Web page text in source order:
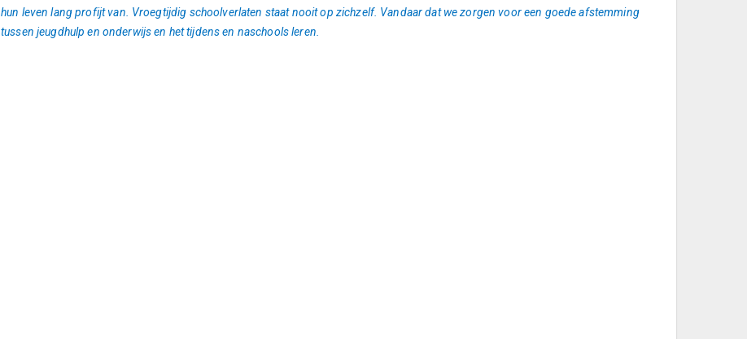
hun leven lang profijt van. Vroegtijdig schoolverlaten staat nooit op zichzelf. Vandaar dat we zorgen voor een goede afstemming
tussen jeugdhulp en onderwijs en het tijdens en naschools leren.